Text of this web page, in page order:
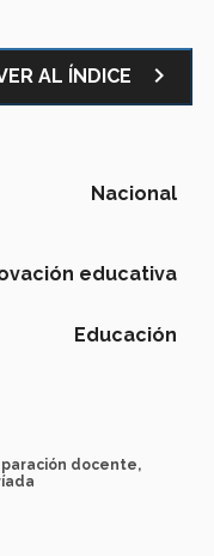
AL ÍNDICE navigate_next
Nacional
educativa
Educación
docente,